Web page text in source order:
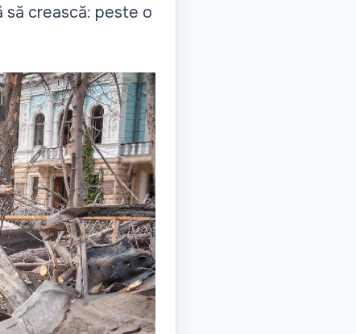
să crească: peste o